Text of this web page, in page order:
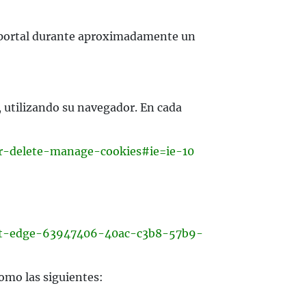
durante aproximadamente un
su navegador. En cada
manage-cookies#ie=ie-10
63947406-40ac-c3b8-57b9-
las siguientes: